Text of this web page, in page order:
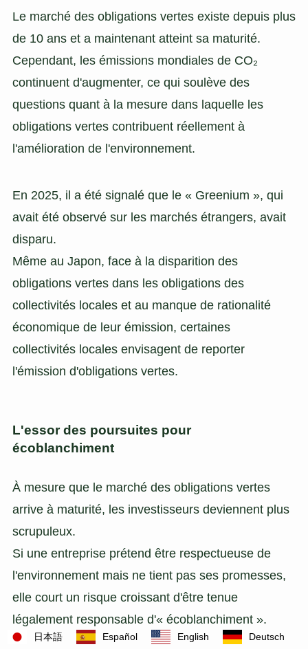
Le marché des obligations vertes existe depuis plus
de 10 ans et a maintenant atteint sa maturité.
Cependant, les émissions mondiales de CO₂
continuent d'augmenter, ce qui soulève des
questions quant à la mesure dans laquelle les
obligations vertes contribuent réellement à
l'amélioration de l'environnement.
En 2025, il a été signalé que le « Greenium », qui
avait été observé sur les marchés étrangers, avait
disparu.
Même au Japon, face à la disparition des
obligations vertes dans les obligations des
collectivités locales et au manque de rationalité
économique de leur émission, certaines
collectivités locales envisagent de reporter
l'émission d'obligations vertes.
L'essor des poursuites pour
écoblanchiment
À mesure que le marché des obligations vertes
arrive à maturité, les investisseurs deviennent plus
scrupuleux.
Si une entreprise prétend être respectueuse de
l'environnement mais ne tient pas ses promesses,
elle court un risque croissant d'être tenue
légalement responsable d'« écoblanchiment ».
Deutsch
English
Español
日本語